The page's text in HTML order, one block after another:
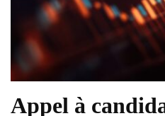
Appel à